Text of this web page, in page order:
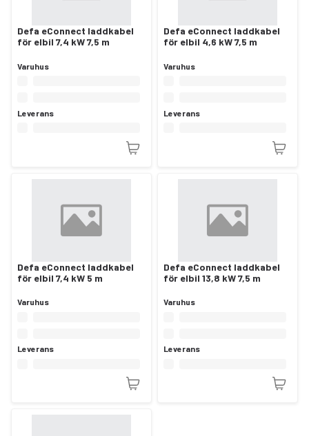
Defa eConnect laddkabel
för elbil 7,4 kW 7,5 m
Varuhus
Leverans
Defa eConnect laddkabel
för elbil 4,6 kW 7,5 m
Varuhus
Leverans
Defa eConnect laddkabel
för elbil 7,4 kW 5 m
Varuhus
Leverans
Defa eConnect laddkabel
för elbil 13,8 kW 7,5 m
Varuhus
Leverans